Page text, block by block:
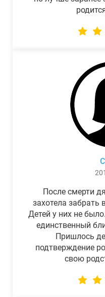
После смерти
захотела забрать
Детей у них не
единственный
Пришлось
подтверждение
свою